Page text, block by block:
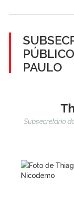
PAULO
Subsecretário